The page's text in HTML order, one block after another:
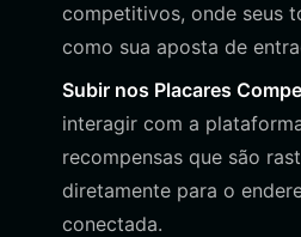
competitivos, onde seus
como sua aposta de
Subir nos Placares
interagir com a
recompensas que são
diretamente para o
conectada.